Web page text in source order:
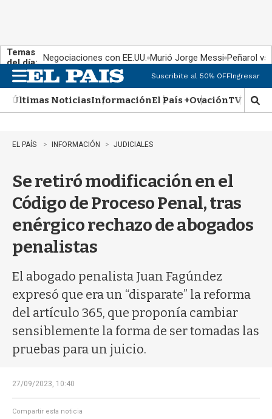
Temas
del día: Negociaciones con EE.UU. Murió Jorge Messi Peñarol
n
u
Suscribite al 50% OFFIngresar
Últimas NoticiasInformaciónEl País +OvaciónTV Show
M
o
EL PAÍS INFORMACIÓN JUDICIALES
Se retiró modificación en el
Código de Proceso Penal, tras
enérgico rechazo de abogados
penalistas
El abogado penalista Juan Fagúndez
expresó que era un “disparate” la reforma
del artículo 365, que proponía cambiar
sensiblemente la forma de ser tomadas las
pruebas para un juicio.
27/09/2023, 10:40
Compartir esta noticia